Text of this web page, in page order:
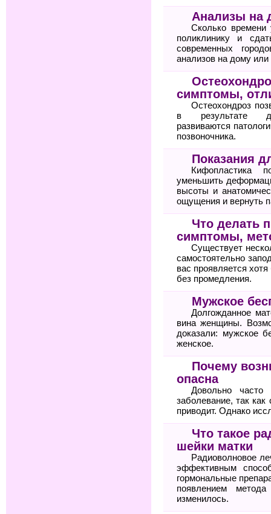
Анализы на
Сколько
поликлинику и
современных
анализов на дому
симптомы,
Остеохондроз
в результате
развиваются
позвоночника.
Показания
Кифопластика
уменьшить
высоты и
ощущения и вернуть
Что делать
симптомы,
Существует
самостоятельно
вас проявляется
без промедления.
Мужское
Долгожданное
вина женщины.
доказали: мужское
женское.
Почему
опасна
Довольно часто
заболевание, так
приводит. Однако
Что такое
шейки матки
Радиоволновое
эффективным
гормональные
появлением
изменилось.